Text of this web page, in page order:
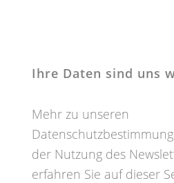
Ihre Daten sind uns
Mehr zu unseren
der Nutzung des
erfahren Sie auf dieser